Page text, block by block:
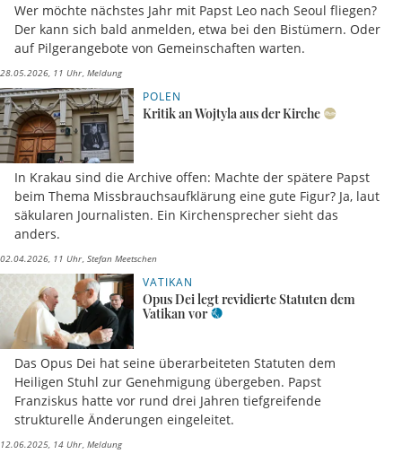
Wer möchte nächstes Jahr mit Papst Leo nach Seoul fliegen?
Der kann sich bald anmelden, etwa bei den Bistümern. Oder
auf Pilgerangebote von Gemeinschaften warten.
28.05.2026, 11 Uhr Meldung
POLEN
Kritik an Wojtyla aus der Kirche
In Krakau sind die Archive offen: Machte der spätere Papst
beim Thema Missbrauchsaufklärung eine gute Figur? Ja, laut
säkularen Journalisten. Ein Kirchensprecher sieht das
anders.
02.04.2026, 11 Uhr Stefan Meetschen
VATIKAN
Opus Dei legt revidierte Statuten dem
Vatikan vor
Das Opus Dei hat seine überarbeiteten Statuten dem
Heiligen Stuhl zur Genehmigung übergeben. Papst
Franziskus hatte vor rund drei Jahren tiefgreifende
strukturelle Änderungen eingeleitet.
12.06.2025, 14 Uhr Meldung